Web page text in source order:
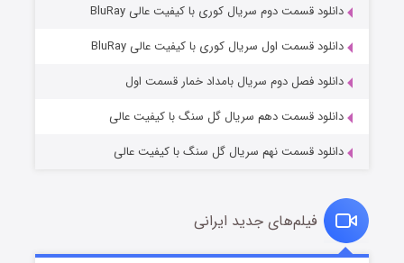
مردگان متحرک: شهر مرده ۳
قسمت۲ (زیرنویس) منتشر شد
دانلود قسمت دوم سریال کوری با کیفیت عالی BluRay
دانلود قسمت اول سریال کوری با کیفیت عالی BluRay
دانلود فصل دوم سریال بامداد خمار قسمت اول
دانلود قسمت دهم سریال گل سنگ با کیفیت عالی
دانلود قسمت نهم سریال گل سنگ با کیفیت عالی
فیلم‌های جدید ایرانی